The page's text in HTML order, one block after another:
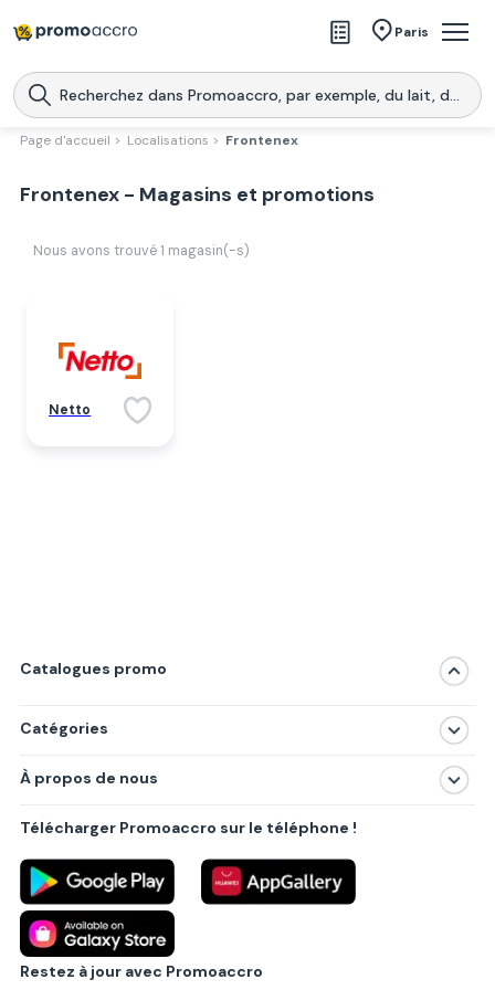
Paris
Magasins
Produits
Promoaccro
l'application
Page d'accueil > Localisations > Frontenex
Frontenex - Magasins et promotions
Nous avons trouvé 1 magasin(-s)
Netto
Catalogues promo
Catégories
Produits
Villes principales
À propos de nous
Politique de confidentialité
Règlements
Partenariat B2B
Blog
Contact
Télécharger Promoaccro sur le téléphone !
Restez à jour avec Promoaccro